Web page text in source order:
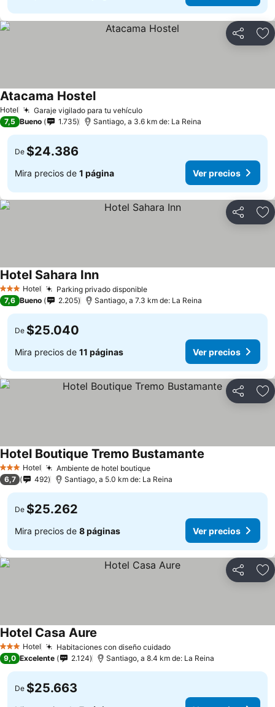
Compartir
Hotel Garaje vigilado para tu vehículo
Atacama Hostel
7,5 Bueno 1.735 Santiago, a 3.6 km de: La Reina
De $24.386
Mira precios de 1 página Ver precios
Compartir
3 Estrellas
Hotel Parking privado disponible
Hotel Sahara Inn
7,6 Bueno 2.205 Santiago, a 7.3 km de: La Reina
De $25.040
Mira precios de 11 páginas Ver precios
Compartir
3 Estrellas
Hotel Ambiente de hotel boutique
Hotel Boutique Tremo Bustamante
6,7 492 Santiago, a 5.0 km de: La Reina
De $25.262
Mira precios de 8 páginas Ver precios
Compartir
3 Estrellas
Hotel Habitaciones con diseño cuidado
Hotel Casa Aure
9,0 Excelente 2.124 Santiago, a 8.4 km de: La Reina
De $25.663